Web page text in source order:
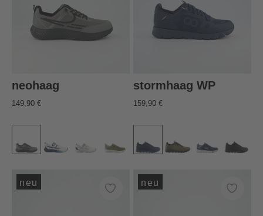
neohaag
149,90 €
stormhaag WP
159,90 €
neu neu